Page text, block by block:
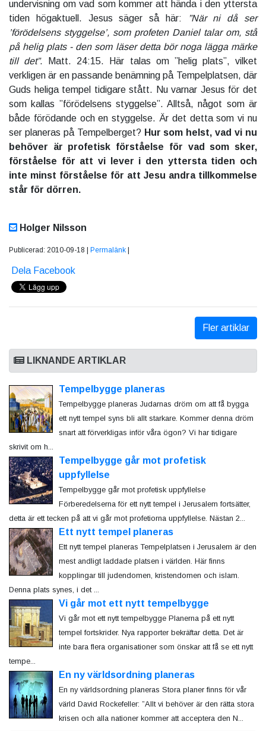
undervisning om vad som kommer att hända i den yttersta
tiden högaktuell. Jesus säger så här:
”När ni då ser
’förödelsens styggelse’, som profeten Daniel talar om, stå
på helig plats - den som läser detta bör noga lägga märke
till det”. Matt. 24:15. Här talas om ”helig plats”, vilket
verkligen är en passande benämning på Tempelplatsen, där
Guds heliga tempel tidigare stått. Nu varnar Jesus för det
som kallas ”förödelsens styggelse”. Alltså, något som är
både förödande och en styggelse. Är det detta som vi nu
ser planeras på Tempelberget? Hur som helst, vad vi nu
behöver är profetisk förståelse för vad som sker,
förståelse för att vi lever i den yttersta tiden och
inte minst förståelse för att Jesu andra tillkommelse
står för dörren.
Holger Nilsson
Publicerad: 2010-09-18 | Permalänk
Dela Facebook
Fler artiklar
LIKNANDE ARTIKLAR
Tempelbygge planeras
Tempelbygge planeras Judarnas dröm om att få bygga
ett nytt tempel syns bli allt starkare. Kommer denna dröm
snart att förverkligas inför våra ögon? Vi har tidigare
skrivit om h...
Tempelbygge går mot profetisk
uppfyllelse
Tempelbygge går mot profetisk uppfyllelse
Förberedelserna för ett nytt tempel i Jerusalem fortsätter,
detta är ett tecken på att vi går mot profetiorna uppfyllelse. Nästan 2...
Ett nytt tempel planeras
Ett nytt tempel planeras Tempelplatsen i Jerusalem är den
mest andligt laddade platsen i världen. Här finns
kopplingar till judendomen, kristendomen och islam.
Denna plats synes, i det ...
Vi går mot ett nytt tempelbygge
Vi går mot ett nytt tempelbygge Planerna på ett nytt
tempel fortskrider. Nya rapporter bekräftar detta. Det är
inte bara flera organisationer som önskar att få se ett nytt
tempe...
En ny världsordning planeras
En ny världsordning planeras Stora planer finns för vår
värld David Rockefeller: ”Allt vi behöver är den rätta stora
krisen och alla nationer kommer att acceptera den N...